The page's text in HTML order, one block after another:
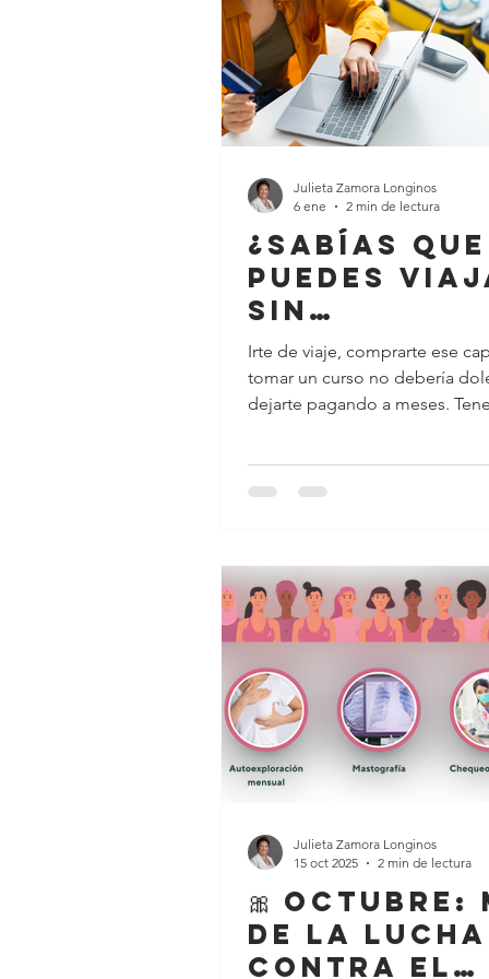
México, más del 70% de la
se genera con
¿Sabías que
puedes
sin
Irte de viaje, comprarte ese
tomar un curso no debería
dejarte pagando a meses.
Julieta Zamora Longinos
6 ene
2 min de lectura
🎀 Octubre:
de la lucha
contra el
Julieta Zamora Longinos
15 oct 2025
2 min de lectura